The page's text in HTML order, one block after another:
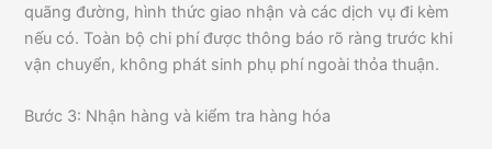
quãng đường, hình thức giao nhận và các dịch vụ đi kèm
nếu có. Toàn bộ chi phí được thông báo rõ ràng trước khi
vận chuyển, không phát sinh phụ phí ngoài thỏa thuận.
Bước 3: Nhận hàng và kiểm tra hàng hóa